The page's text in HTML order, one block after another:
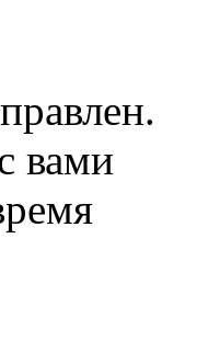
вами